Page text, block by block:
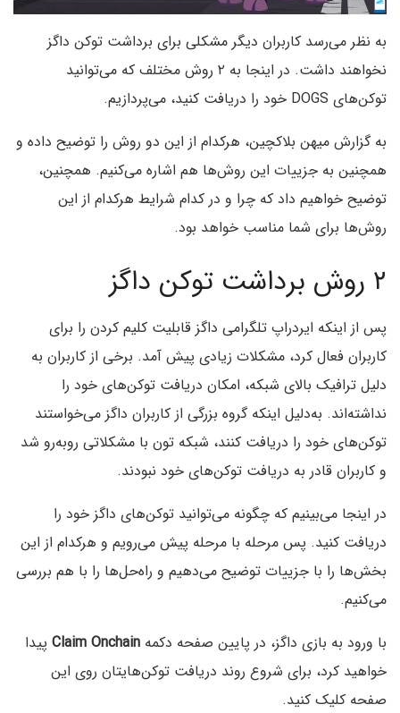
به نظر می‌رسد کاربران دیگر مشکلی برای برداشت توکن داگز
نخواهند داشت. در اینجا به ۲ روش مختلف که می‌توانید
توکن‌های DOGS خود را دریافت کنید، می‌پردازیم.
به گزارش میهن بلاکچین، هرکدام از این دو روش را توضیح داده و
همچنین به جزییات این روش‌ها هم اشاره می‌کنیم. همچنین،
توضیح خواهیم داد که چرا و در کدام شرایط هرکدام از این
روش‌ها برای شما مناسب خواهد بود.
۲ روش برداشت توکن داگز
پس از اینکه ایردراپ تلگرامی داگز قابلیت کلیم کردن را برای
کاربران فعال کرد، مشکلات زیادی پیش آمد. برخی از کاربران به
دلیل ترافیک بالای شبکه، امکان دریافت توکن‌های خود را
نداشته‌اند. به‌دلیل اینکه گروه بزرگی از کاربران داگز می‌خواستند
توکن‌های خود را دریافت کنند، شبکه تون با مشکلاتی رو‌به‌رو شد
و کاربران قادر به دریافت توکن‌های خود نبودند.
در اینجا می‌بینیم که چگونه می‌توانید توکن‌های داگز خود را
دریافت کنید. پس مرحله با مرحله پیش ‌می‌رویم و هرکدام از این
بخش‌ها را با جزییات توضیح می‌دهیم و راه‌حل‌‌ها را با هم بررسی
می‌کنیم.
با ورود به بازی داگز، در پایین صفحه دکمه‌ Claim Onchain پیدا
خواهید کرد، برای شروع روند دریافت توکن‌هایتان روی این
صفحه کلیک کنید.